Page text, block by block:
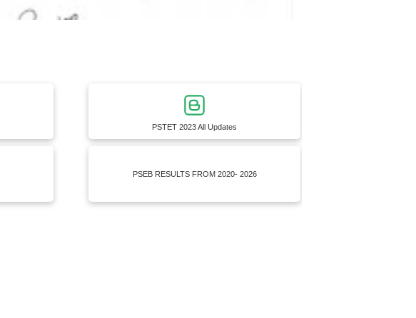
PSTET 2023 All Updates
PSEB RESULTS FROM 2020- 2026